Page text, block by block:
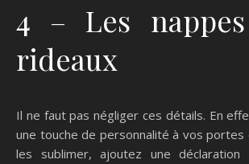
4 – Les
rideaux
Il ne faut pas négliger ces détails. En
une touche de personnalité à vos
les sublimer, ajoutez une